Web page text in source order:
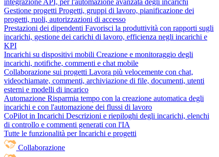
integrazione API, per l'automazione avanzata degli incarichi
Gestione progetti Progetti, gruppi di lavoro, pianificazione dei
progetti, ruoli, autorizzazioni di accesso
Prestazioni dei dipendenti Favorisci la produttività con rapporti sugli
incarichi, gestione dei carichi di lavoro, efficienza negli incarichi e
KPI
Incarichi su dispositivi mobili Creazione e monitoraggio degli
incarichi, notifiche, commenti e chat mobile
Collaborazione sui progetti Lavora più velocemente con chat,
videochiamate, commenti, archiviazione di file, documenti, utenti
esterni e modelli di incarico
Automazione Risparmia tempo con la creazione automatica degli
incarichi e con l'automazione dei flussi di lavoro
CoPilot in Incarichi Descrizioni e riepiloghi degli incarichi, elenchi
di controllo e commenti generati con l'IA
Tutte le funzionalità per Incarichi e progetti
Collaborazione